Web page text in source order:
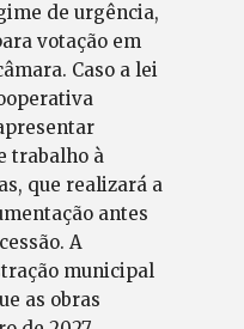
de urgência,
votação em
Caso a lei
trabalho à
que realizará a
antes
A
municipal
as obras